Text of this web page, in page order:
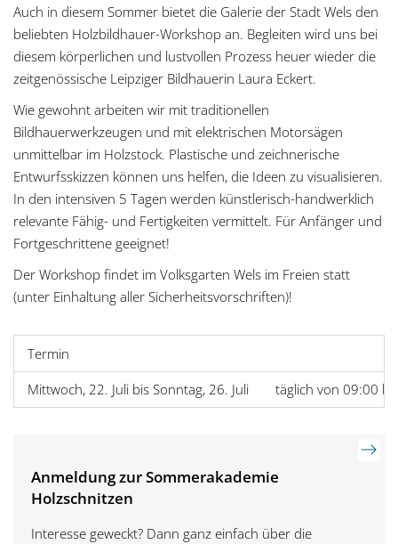
Auch in diesem Sommer bietet die Galerie der Stadt Wels den
beliebten Holzbildhauer-Workshop an. Begleiten wird uns bei
diesem körperlichen und lustvollen Prozess heuer wieder die
zeitgenössische Leipziger Bildhauerin Laura Eckert.
Wie gewohnt arbeiten wir mit traditionellen
Bildhauerwerkzeugen und mit elektrischen Motorsägen
unmittelbar im Holzstock. Plastische und zeichnerische
Entwurfsskizzen können uns helfen, die Ideen zu visualisieren.
In den intensiven 5 Tagen werden künstlerisch-handwerklich
relevante Fähig- und Fertigkeiten vermittelt. Für Anfänger und
Fortgeschrittene geeignet!
Der Workshop findet im Volksgarten Wels im Freien statt
(unter Einhaltung aller Sicherheitsvorschriften)!
Termin
Mittwoch, 22. Juli bis Sonntag, 26. Juli
täglich von 09:00
Anmeldung zur Sommerakademie
Holzschnitzen
Interesse geweckt? Dann ganz einfach über die